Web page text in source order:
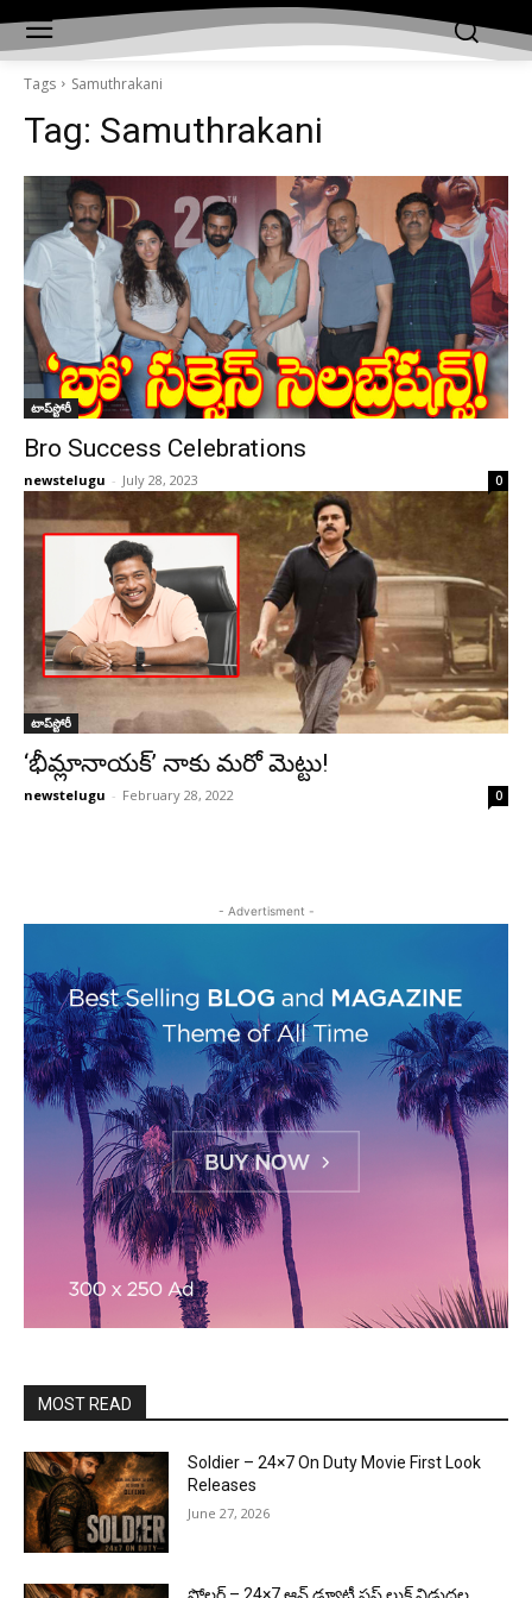
Tags Samuthrakani
Tag: Samuthrakani
టాప్‌స్టోరీ
Bro Success Celebrations
newstelugu - July 28, 2023 0
టాప్‌స్టోరీ
‘భీమ్లానాయక్‌’ నాకు మరో మెట్టు!
newstelugu - February 28, 2022 0
- Advertisment -
MOST READ
Soldier – 24×7 On Duty Movie First Look
Releases
June 27, 2026